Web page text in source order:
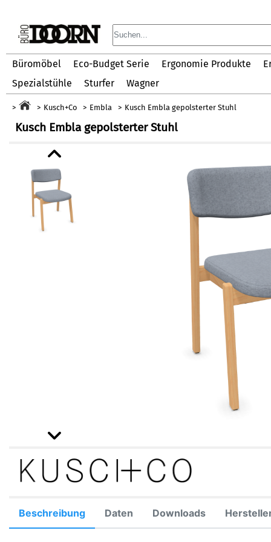
Büromöbel Eco-Budget Serie Ergonomie Produkte
Spezialstühle
Sturfer Wagner
Kusch+Co Embla Kusch Embla gepolsterter Stuhl
Kusch Embla gepolsterter Stuhl
Beschreibung Daten Downloads